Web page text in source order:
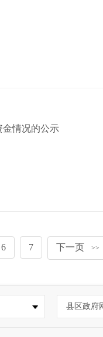
金情况的公示
6 7 下一页 >>
县区政府